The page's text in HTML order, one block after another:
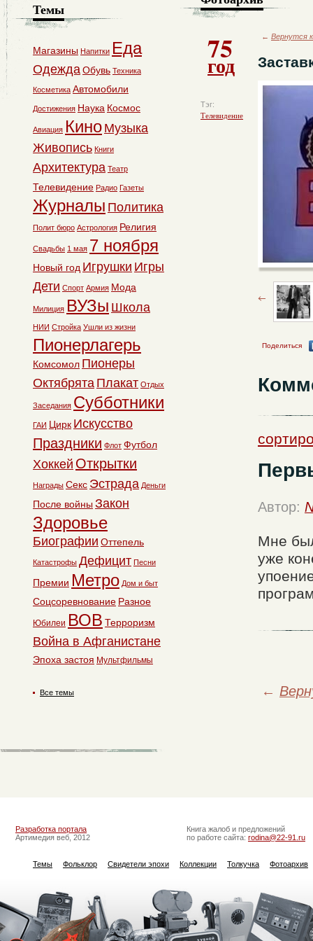
75
год
Тэг:
Телевидение
← Вернутся
Поделиться
Автор:
Мне
уже
←
Темы
Магазины Напитки Еда
ОдеждаОбувь Техника
Косметика Автомобили
Достижения Наука Космос
Авиация Кино Музыка
Живопись Книги
Архитектура Театр
Телевидение Радио Газеты
Журналы Политика
Полит бюро Астрология Религия
Свадьбы 1 мая 7 ноября
Новый год Игрушки Игры
Дети Спорт Армия Мода
Милиция ВУЗы Школа
НИИ Стройка Ушли из жизни
Пионерлагерь
Комсомол Пионеры
Октябрята Плакат Отдых
Заседания Субботники
ГАИ Цирк Искусство
Праздники Флот Футбол
Хоккей Открытки
Награды Секс Эстрада Деньги
После войны Закон
Здоровье
Биографии Оттепель
Катастрофы Дефицит Песни
Премии Метро Дом и быт
Соцсоревнование Разное
Юбилеи ВОВ Терроризм
Война в Афганистане
Эпоха застоя Мультфильмы
Все темы
Разработка портала
Артимедия веб, 2012
Книга жалоб и предложений
по работе сайта: rodina@22-91.ru
Темы Фольклор Свидетели эпохи Коллекции Толкучка Фотоархив